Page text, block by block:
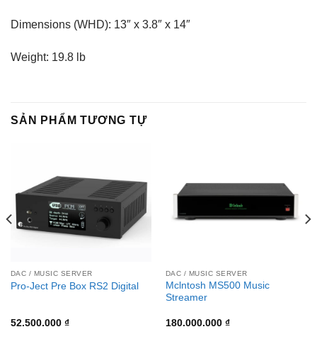
Dimensions (WHD): 13″ x 3.8″ x 14″
Weight: 19.8 lb
SẢN PHẨM TƯƠNG TỰ
DAC / MUSIC SERVER
Pro-Ject Pre Box RS2 Digital
52.500.000 ₫
DAC / MUSIC SERVER
Mclntosh MS500 Music
Streamer
180.000.000 ₫